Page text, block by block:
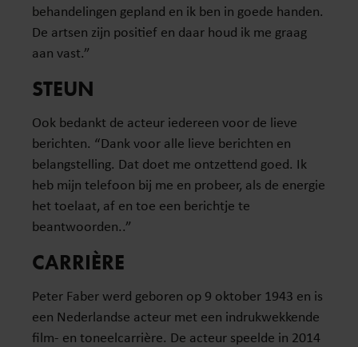
behandelingen gepland en ik ben in goede handen.
De artsen zijn positief en daar houd ik me graag
aan vast.”
STEUN
Ook bedankt de acteur iedereen voor de lieve
berichten. “Dank voor alle lieve berichten en
belangstelling. Dat doet me ontzettend goed. Ik
heb mijn telefoon bij me en probeer, als de energie
het toelaat, af en toe een berichtje te
beantwoorden..”
CARRIÈRE
Peter Faber werd geboren op 9 oktober 1943 en is
een Nederlandse acteur met een indrukwekkende
film- en toneelcarrière. De acteur speelde in 2014